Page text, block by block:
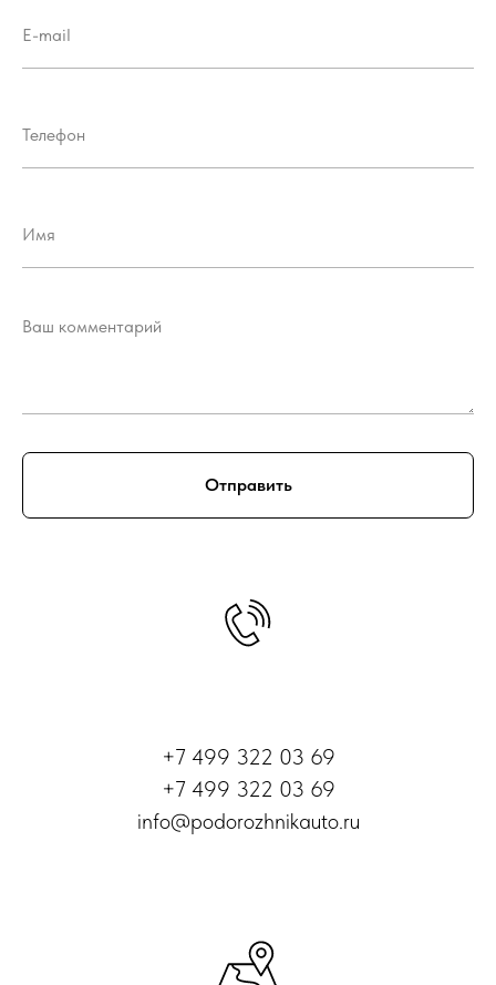
Отправить
+7 499 322 03 69
+7 499 322 03 69
info@podorozhnikauto.ru